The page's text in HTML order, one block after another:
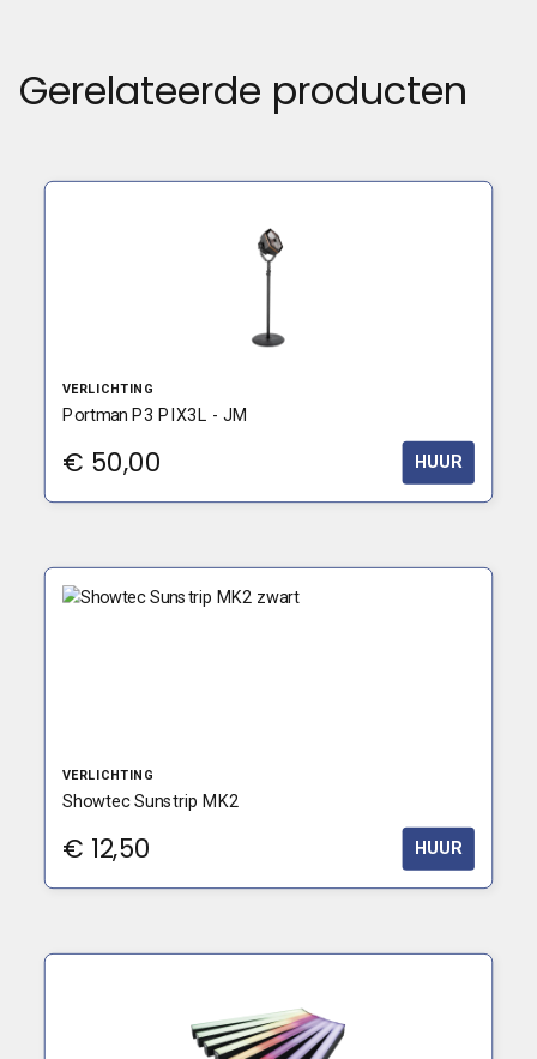
Gerelateerde producten
VERLICHTING
Portman P3 PIX3L - JM
€ 50,00 HUUR
VERLICHTING
Showtec Sunstrip MK2
€ 12,50 HUUR